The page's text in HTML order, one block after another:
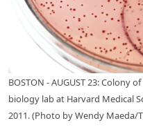
BOSTON - AUGUST 23: Colony
biology lab at Harvard Medical
2011. (Photo by Wendy Maeda/